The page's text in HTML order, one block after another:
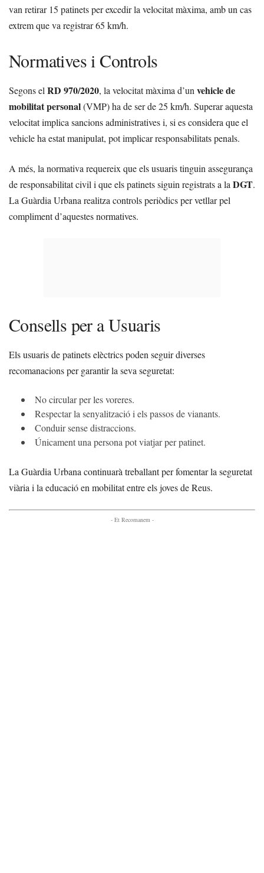
van retirar 15 patinets per excedir la velocitat màxima, amb un cas
extrem que va registrar 65 km/h.
Normatives i Controls
Segons el RD 970/2020, la velocitat màxima d’un vehicle de
mobilitat personal(VMP) ha de ser de 25 km/h. Superar aquesta
velocitat implica sancions administratives i, si es considera que el
vehicle ha estat manipulat, pot implicar responsabilitats penals.
A més, la normativa requereix que els usuaris tinguin assegurança
de responsabilitat civil i que els patinets siguin registrats a la DGT.
La Guàrdia Urbana realitza controls periòdics per vetllar pel
compliment d’aquestes normatives.
Consells per a Usuaris
Els usuaris de patinets elèctrics poden seguir diverses
recomanacions per garantir la seva seguretat:
No circular per les voreres.
Respectar la senyalització i els passos de vianants.
Conduir sense distraccions.
Únicament una persona pot viatjar per patinet.
La Guàrdia Urbana continuarà treballant per fomentar la seguretat
viària i la educació en mobilitat entre els joves de Reus.
- Et Recomanem -